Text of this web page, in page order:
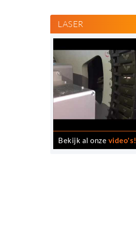
LASER
Bekijk al onze video's!